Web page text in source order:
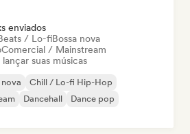
enviados
/ Lo-fiBossa nova
Comercial / Mainstream
suas músicas
nova
Chill / Lo-fi Hip-Hop
Dancehall
Dance pop